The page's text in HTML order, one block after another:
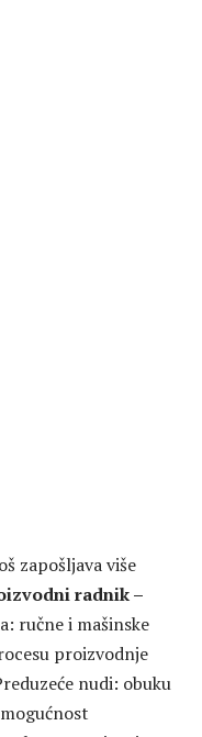
zapošljava više
radnik –
ručne i mašinske
proizvodnje
nudi: obuku